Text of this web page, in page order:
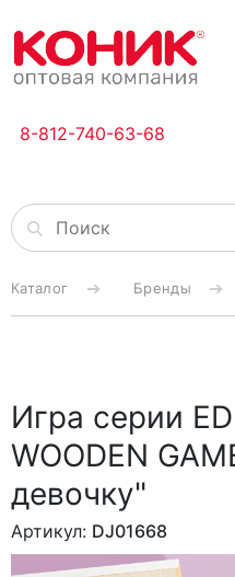
8-812-740-63-68
Каталог Бренды
Игра серии
WOODEN
девочку"
Артикул: DJ01668